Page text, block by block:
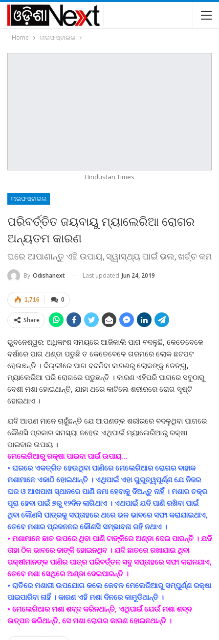
Home ଲାଇଫଷ୍ଟାଇଲ
Hindustan Times
ଲାଇଫଷ୍ଟାଇଲ
ପରିବର୍ତ୍ତିତ ଜୟବାୟୁ ମ୍ୟାଲେରିଆ ରୋଗର
ଅନ୍ୟତମ କାରଣ
ଘରେ ଆପାଣାନ୍ତୁ ଏହି ଉପାୟ, ସ୍ୱାସ୍ଥ୍ୟ ପାଇଁ ଭଲ, ଖର୍ଚ୍ଚ କମ
By Odishanext Last updated Jun 24, 2019
0
1,716
Share
ଭୁବନେଶ୍ୱର: ଅଧିକାଂଶ ସମୟରେ ଆଜିକାଲି ପାଗ ବଦଳୁଛି, କେତେବେଳେ
ବର୍ଷାରେ ପାଗ ଥଣ୍ଡା ପଡୁଛି ତ କେତେବେଳେ ଗରମରେ ଲୋକ ଛଟପଟ
ହେଉଛନ୍ତି । ଦିଲ୍ଲୀରେ ପାଗ ବଦଳିବା କାରଣରୁ ଲୋକଙ୍କୁ ଡେଙ୍ଗୁ,
ମ୍ୟାଲେରିଆ ପରି ରୋଗରେ ପଡୁଛନ୍ତି । କାରଣ ଏହିପରି ପାଗରେ ସବୁଠାରୁ
ବେଶୀ ମଶା ହୋଇଥାନ୍ତି, ଯାହା ଥରେ କାଟିଲେ ଶରୀରରେ ରୋଗ ସୃଷ୍ଟି
ହୋଇଥାଏ ।
ଯଦି ଆପଣ ମାନେ ଚାହୁଁଛନ୍ତି ଯେ ଆପଣଙ୍କ ଶରୀରରେ ବଦଳୁଥିବା ପାଗରେ
କୌଣସି ପ୍ରକାର ସମସ୍ୟା ନହେଉ ଏଥିପାଇଁ ମ୍ୟାଲେରିଆରୁ ରକ୍ଷା
ପାଇବାର ଉପାୟ ।
ମେଲେରିଆରୁ ରକ୍ଷା ପାଇବା ପାଇଁ ଉପାୟ…
• ଘରରେ ଏକତ୍ରିତ ହେଉଥିବା ପାଣିରେ ମେଲେରିଆର ରୋଗର ବାହାକ
ମଶାମାନେ ଏକାଠି ହୋଇଥାନ୍ତି । ଏଥିପାଇଁ ଏହା ଗୁରୁତ୍ୱପୂର୍ଣ୍ଣ ଯେ ନିଜର
ଘର ଓ ଆଖପାଖ ସ୍ଥାନରେ ପାଣି ଜମା ହେବାକୁ ଦିଅନ୍ତୁ ନାହିଁ । ମଶାର ଚକ୍ର
ପୂରା ହେବା ପାଇଁ ୭ରୁ ୧୨ଦିନ ଲାଗିଥାଏ । ଏଥପାଇଁ ଯଦି ପାଣି ରଖିବା ପାଇଁ
ଥିବା କୌଣସି ପାତ୍ରକୁ ସପ୍ତାହରେ ଥରେ ଭଳ ଭାବରେ ସଫା କରାଯାଇଥାଏ,
ତେବେ ମଶାର ପ୍ରଜନନର କୌଣସି ସମ୍ଭାବନା ରହି ନଥାଏ ।
• ମଶାମାନେ ଛାତ ଉପରେ ଥିବା ପାଣି ଟାଙ୍କିରେ ଅଣ୍ଡା ଦେଇ ପାରନ୍ତି । ଯଦି
ତାହା ଠିକ ଭାବରେ ଢାଙ୍କି ହୋଇନଥିବ । ଯଦି ଛାତରେ ରଖାଯାଇ ଥିବା
ପକ୍ଷୀମାନଙ୍କ ପାଣିର ପାତ୍ର ପରିବର୍ତ୍ତନ ସବୁ ସପ୍ତାହରେ ସଫା କରାନଯାଏ,
ତେବେ ମଶା ସେଥିରେ ଅଣ୍ଡା ଦେଇପାରନ୍ତି ।
• ରାତିରେ ମଶାରୀ ଉପଯୋଗ କଲେ କେବଳ ମେଲେରିଆରୁ ସମ୍ପୁର୍ଣ୍ଣ ରକ୍ଷା
ପାଇପାରିବା ନାହିଁ । କାରଣ ଏହି ମଶା ଦିନରେ କାମୁଡିଥାନ୍ତି ।
• ମେଲେରିଆର ମଶା ଶବ୍ଦ କରିନଥାନ୍ତି, ଏଥିପାଇଁ ଯେଉଁ ମଶା ଶବ୍ଦ
ଉତ୍ପନ କରିଥାନ୍ତି, ସେ ମଶା ରୋଗର କାରଣ ହୋଇନଥାନ୍ତି ।